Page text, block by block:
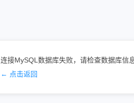
连接MySQL数据库失败，请检查数据库信
← 点击返回